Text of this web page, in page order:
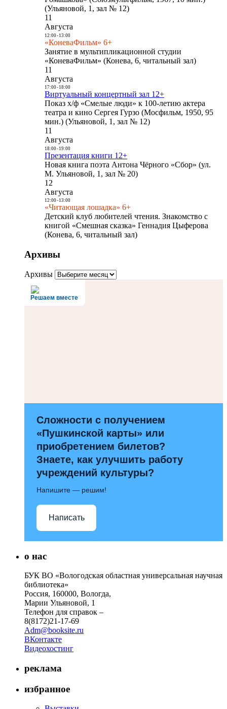
(Ульяновой, 1, зал № 12)
11
Августа
12:00- 13:00
«КоневаФильм» 6+
Занятие в мультипликационной студии
«КоневаФильм» (Конева, 6, читальный зал)
11
Августа
17:00- 18:00
Виртуальный концертный зал 12+
Показ х/ф «Смелые люди» к 100-летию актера
театра и кино Сергея Гурзо (Мосфильм, 1950, 95
мин.) (Ульяновой, 1, зал № 12)
11
Августа
18:00- 19:00
Презентация книги 12+
Новая книга поэта Антона Чёрного «Сбор» (ул.
М. Ульяновой, 1, зал № 20)
12
Августа
12:00- 13:00
«Читающая лошадка» 6+
Детский клуб любителей чтения. Знакомство с
книгой «Смешная сказка» Геннадия Цыферова
(Конева, 6, читальный зал)
Архивы
Архивы
Решаем вместе
Сложности с получением
«Пушкинской карты» или
приобретением билетов?
Знаете, как улучшить работу
учреждений культуры?
Напишите — решим!
Написать
о нас
БУК ВО «Вологодская областная универсальная научная
библиотека»
Россия, 160000, Вологда,
Марии Ульяновой, 1
Телефон для справок –
8(8172)21-17-69
Adm@booksite.ru
ВКонтакте
Видеохостинг
реклама
избранное